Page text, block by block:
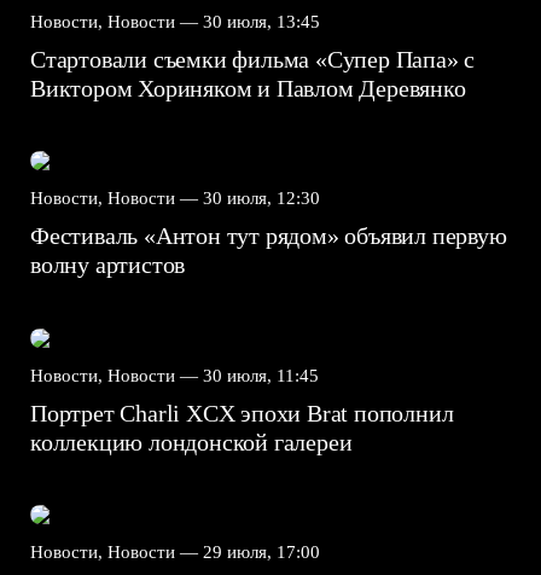
Новости, Новости — 30 июля, 13:45
Стартовали съемки фильма «Супер Папа» с
Виктором Хориняком и Павлом Деревянко
Новости, Новости — 30 июля, 12:30
Фестиваль «Антон тут рядом» объявил первую
волну артистов
Новости, Новости — 30 июля, 11:45
Портрет Charli XCX эпохи Brat пополнил
коллекцию лондонской галереи
Новости, Новости — 29 июля, 17:00